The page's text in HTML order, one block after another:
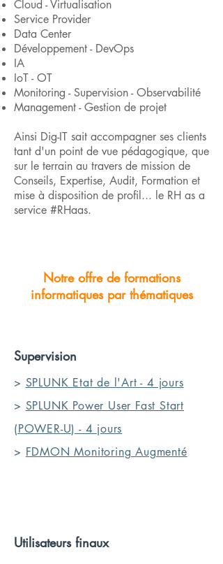
Cloud - Virtualisation
Service Provider
Data Center
Développement - DevOps
IA
IoT - OT
Monitoring - Supervision - Observabilité
Management - Gestion de projet
Ainsi Dig-IT sait accompagner ses clients
tant d'un point de vue pédagogique, que
sur le terrain au travers de mission de
Conseils, Expertise, Audit, Formation et
mise à disposition de profil... le RH as a
service #RHaas.
Notre offre de formations
informatiques par thématiques
Supervision
> SPLUNK Etat de l'Art - 4 jours
> SPLUNK Power User Fast Start
(POWER-U) - 4 jours
> FDMON Monitoring Augmenté
Utilisateurs finaux